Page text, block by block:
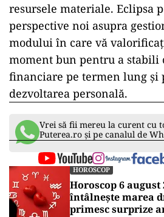
resursele materiale. Eclipsa
perspective noi asupra
modului în care vă
moment bun pentru a stabili
financiare pe termen lung și
dezvoltarea personală.​
Vrei să fii mereu la curent cu
Puterea.ro și pe canalul de
HOROSCOP
Horoscop 6 august
întâlnește marea
primesc surprize